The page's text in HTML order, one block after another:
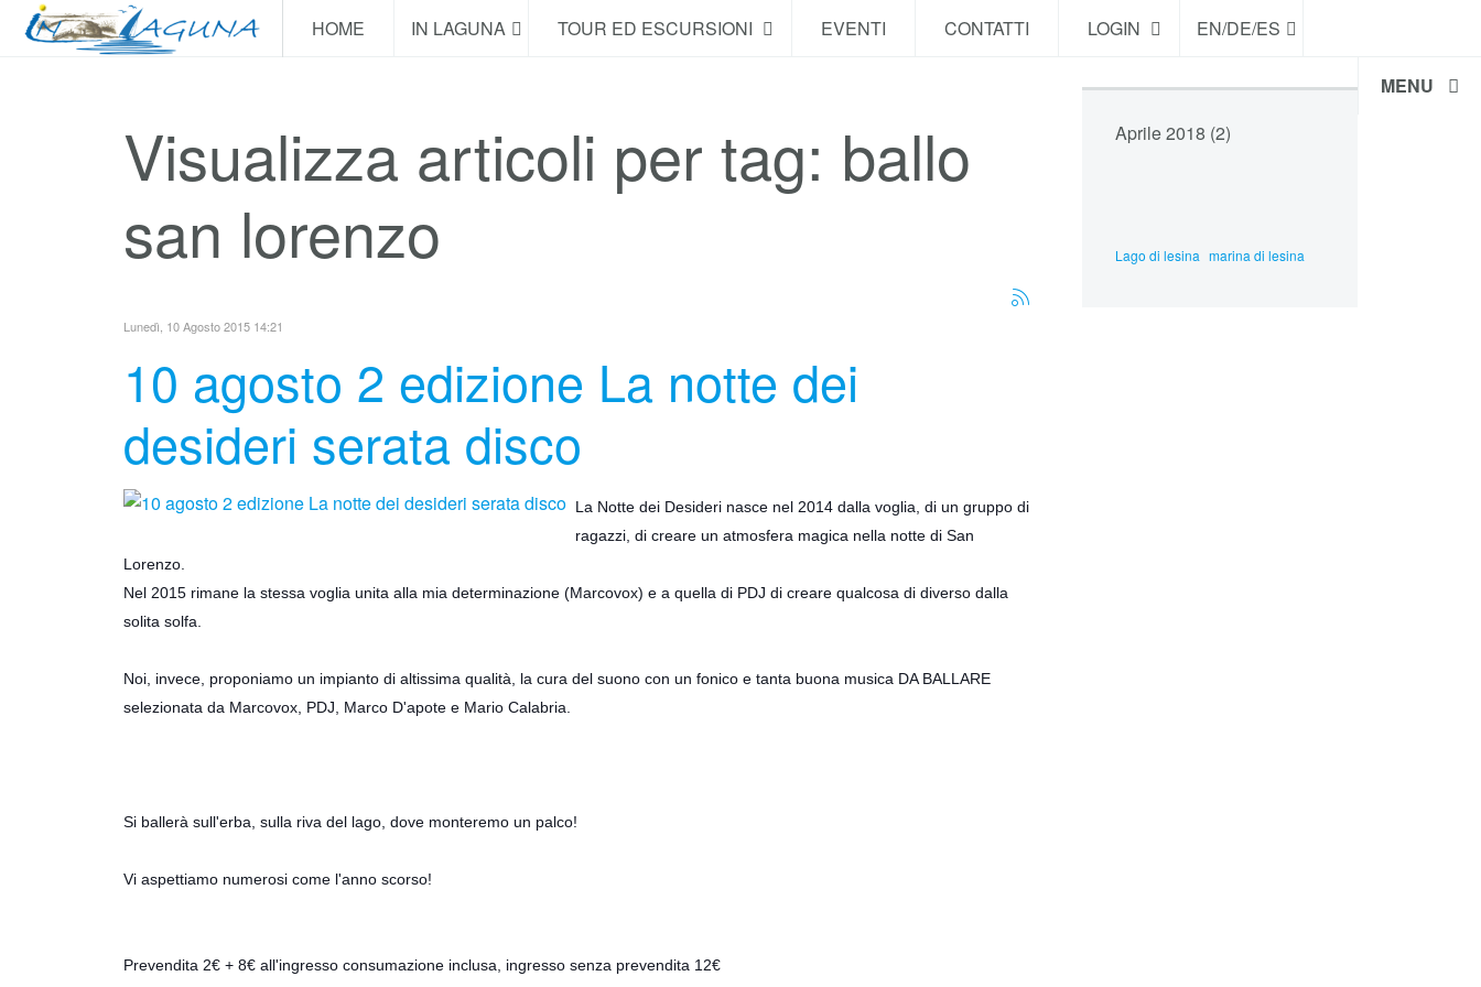
HOME IN LAGUNA TOUR ED ESCURSIONI EVENTI CONTATTI LOGIN EN/DE/ES
MENU
Visualizza articoli per tag: ballo
san lorenzo
Lunedì, 10 Agosto 2015 14:21
10 agosto 2 edizione La notte dei
desideri serata disco
La Notte dei Desideri nasce nel 2014 dalla voglia, di un gruppo di
ragazzi, di creare un atmosfera magica nella notte di San
Lorenzo.
Nel 2015 rimane la stessa voglia unita alla mia determinazione (Marcovox) e a quella di PDJ di creare qualcosa di diverso dalla
solita solfa.
Noi, invece, proponiamo un impianto di altissima qualità, la cura del suono con un fonico e tanta buona musica DA BALLARE
selezionata da Marcovox , PDJ, Marco D'apote e Mario Calabria.
Si ballerà sull'erba, sulla riva del lago, dove monteremo un palco!
Vi aspettiamo numerosi come l'anno scorso!
Prevendita 2€ + 8€ all'ingresso consumazione inclusa, ingresso senza prevendita 12€
Aprile 2018 (2)
Lago di lesina marina di lesina